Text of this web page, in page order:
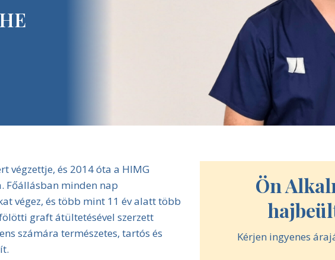
végzettje, és 2014 óta a HIMG
Főállásban minden nap
végez, és több mint 11 év alatt több
graft átültetésével szerzett
számára természetes, tartós és
Ön
Kérjen ingyenes